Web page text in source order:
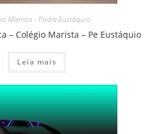
Marista - Padre Eustáquio
– Colégio Marista – Pe Eustáquio
Leia mais